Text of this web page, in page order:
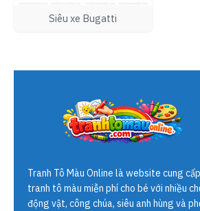
Siêu xe Bugatti
Tranh Tô Màu Online là website cung
tranh tô màu miễn phí cho bé với nhiều
động vật, công chúa, siêu anh hùng và